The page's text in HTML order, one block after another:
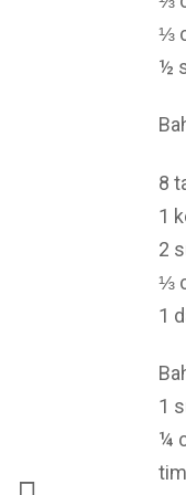
⅓
½
8
1
2
⅓
1
1
¼